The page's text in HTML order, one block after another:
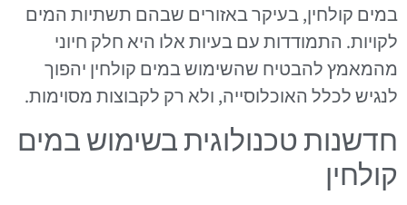
במים קולחין, בעיקר באזורים שבהם תשתיות המים
לקויות. התמודדות עם בעיות אלו היא חלק חיוני
מהמאמץ להבטיח שהשימוש במים קולחין יהפוך
לנגיש לכלל האוכלוסייה, ולא רק לקבוצות מסוימות.
חדשנות טכנולוגית בשימוש במים
קולחין